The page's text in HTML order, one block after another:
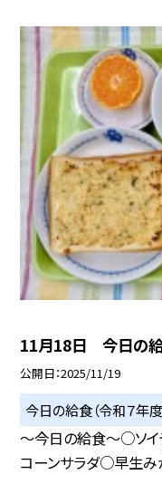
11月18日 今日の給
公開日 2025/11/19
今日の給食（令和７年度
～今日の給食～○ソイ
コーンサラダ○早生み